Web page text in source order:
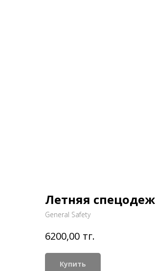
Летняя
General Safety
6200,00 тг.
Купить